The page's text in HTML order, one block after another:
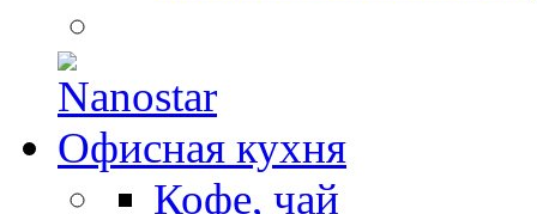
Офисная кухня
Кофе, чай